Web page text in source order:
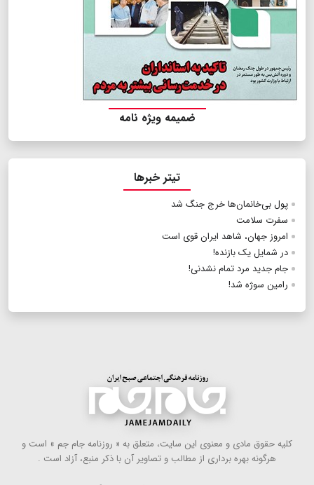
ضمیمه ویژه نامه
تیتر خبرها
پول بی‌خانمان‌ها خرج جنگ شد
سفرت ‌سلامت
امروز جهان، شاهد ایران قوی است
در شمایل یک بازنده!
جام جدید مرد تمام نشدنی!
رامین سوژه شد!
كلیه حقوق مادی و معنوی این سایت، متعلق به « روزنامه جام جم » است و
هرگونه بهره ‌برداری از مطالب و تصاویر آن با ذكر منبع، آزاد است .